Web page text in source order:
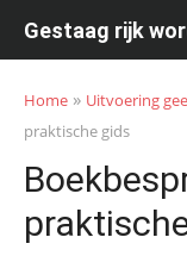
Gestaag rijk
Home » Uitvoering
praktische gids